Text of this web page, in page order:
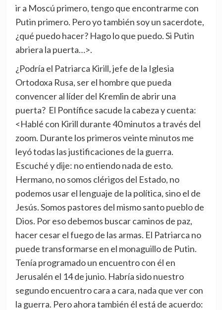
ir a Moscú primero, tengo que encontrarme con
Putin primero. Pero yo también soy un sacerdote,
¿qué puedo hacer? Hago lo que puedo. Si Putin
abriera la puerta…>.
¿Podría el Patriarca Kirill, jefe de la Iglesia
Ortodoxa Rusa, ser el hombre que pueda
convencer al líder del Kremlin de abrir una
puerta? El Pontífice sacude la cabeza y cuenta:
<Hablé con Kirill durante 40 minutos a través del
zoom. Durante los primeros veinte minutos me
leyó todas las justificaciones de la guerra.
Escuché y dije: no entiendo nada de esto.
Hermano, no somos clérigos del Estado, no
podemos usar el lenguaje de la política, sino el de
Jesús. Somos pastores del mismo santo pueblo de
Dios. Por eso debemos buscar caminos de paz,
hacer cesar el fuego de las armas. El Patriarca no
puede transformarse en el monaguillo de Putin.
Tenía programado un encuentro con él en
Jerusalén el 14 de junio. Habría sido nuestro
segundo encuentro cara a cara, nada que ver con
la guerra. Pero ahora también él está de acuerdo: